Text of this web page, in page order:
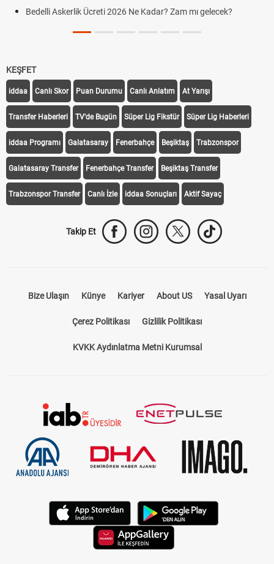
Bedelli Askerlik Ücreti 2026 Ne Kadar? Zam mı gelecek?
KEŞFET
iddaa Canlı Skor Puan Durumu Canlı Anlatım At Yarışı
Transfer Haberleri TV'de Bugün Süper Lig Fikstür Süper Lig Haberleri
iddaa Programı Galatasaray Fenerbahçe Beşiktaş Trabzonspor
Galatasaray Transfer Fenerbahçe Transfer Beşiktaş Transfer
Trabzonspor Transfer Canlı İzle iddaa Sonuçları Aktif Sayaç
Takip Et
Bize Ulaşın Künye Kariyer About US Yasal Uyarı
Çerez Politikası Gizlilik Politikası
KVKK Aydınlatma Metni Kurumsal